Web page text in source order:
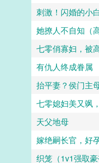
个卡牌
个卡牌
自己又
没有好
人？！
截图上
刺激！闪婚的小
她撩人不自知（高
七零俏寡妇，被
有仇人终成眷属
抬平妻？侯门主
七零媳妇美又飒
天父地母
嫁绝嗣长官，好
织笼（1v1强取